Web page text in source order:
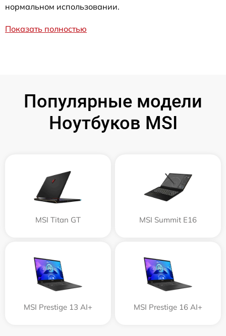
нормальном использовании.
Показать полностью
Популярные модели
Ноутбуков MSI
MSI Titan GT MSI Summit E16
MSI Prestige 13 AI+ MSI Prestige 16 AI+